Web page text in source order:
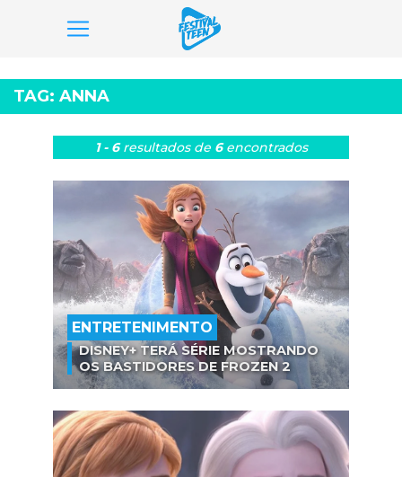
para
o
conteúdo
TAG: ANNA
1 - 6resultados de 6encontrados
ENTRETENIMENTO
DISNEY+ TERÁ SÉRIE MOSTRANDO
OS BASTIDORES DE FROZEN 2